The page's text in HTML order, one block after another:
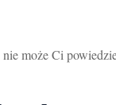
może Ci